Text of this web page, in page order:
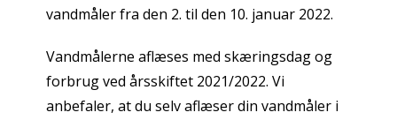
vandmåler fra den 2. til den 10. januar 2022.
Vandmålerne aflæses med skæringsdag og
forbrug ved årsskiftet 2021/2022. Vi
anbefaler, at du selv aflæser din vandmåler i